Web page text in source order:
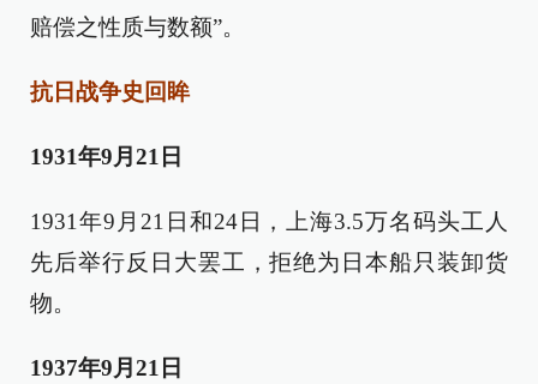
赔偿之性质与数额”。
抗日战争史回眸
1931年9月21日
1931年9月21日和24日，上海3.5万名码头工人
先后举行反日大罢工，拒绝为日本船只装卸货
物。
1937年9月21日